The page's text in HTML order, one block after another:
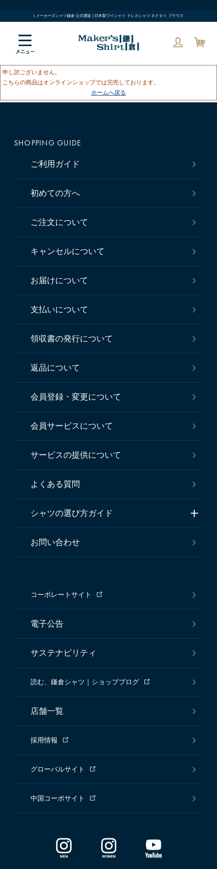
| メーカーズシャツ鎌倉 公式通販 | 日本製ワイシャツ ドレスシャツ ネクタイ ブラウス
申し訳ございません。
こちらの商品はオンラインショップでは完売しております。
ホームへ戻る
SHOPPING GUIDE
ご利用ガイド
初めての方へ
ご注文について
キャンセルについて
お届けについて
支払いについて
領収書の発行について
返品について
会員登録・変更について
会員サービスについて
サービスの提供について
よくある質問
シャツの選び方ガイド
お問い合わせ
コーポレートサイト
電子公告
サステナビリティ
読む、鎌倉シャツ｜ショップブログ
店舗一覧
採用情報
グローバルサイト
中国コーポサイト